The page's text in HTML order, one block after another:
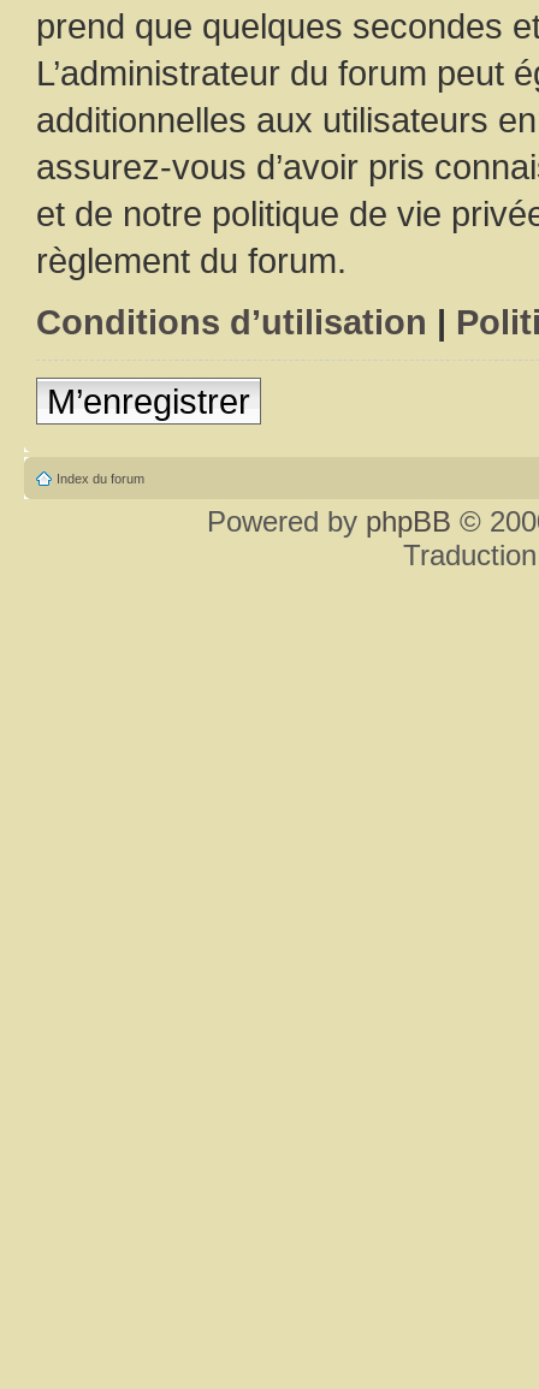
prend que quelques secondes
L’administrateur du forum peut
additionnelles aux utilisateurs
assurez-vous d’avoir pris
et de notre politique de vie
règlement du forum.
Conditions d’utilisation |
M’enregistrer
Index du forum
Powered by phpBB ©